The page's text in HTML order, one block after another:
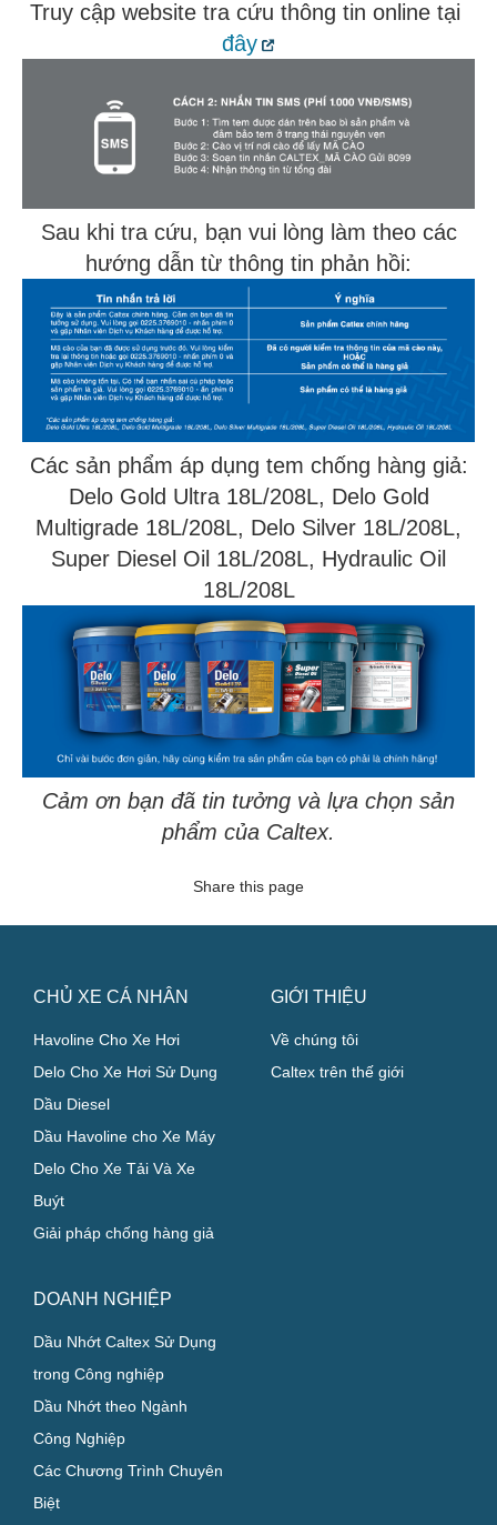
Truy cập website tra cứu thông tin online tại
đây
Sau khi tra cứu, bạn vui lòng làm theo các
hướng dẫn từ thông tin phản hồi:
Các sản phẩm áp dụng tem chống hàng giả:
Delo Gold Ultra 18L/208L, Delo Gold
Multigrade 18L/208L, Delo Silver 18L/208L,
Super Diesel Oil 18L/208L, Hydraulic Oil
18L/208L
Cảm ơn bạn đã tin tưởng và lựa chọn sản
phẩm của Caltex.
Share this page
CHỦ XE CÁ NHÂN
Havoline Cho Xe Hơi
Delo Cho Xe Hơi Sử Dụng
Dầu Diesel
Dầu Havoline cho Xe Máy
Delo Cho Xe Tải Và Xe
Buýt
Giải pháp chống hàng giả
DOANH NGHIỆP
Dầu Nhớt Caltex Sử Dụng
trong Công nghiệp
Dầu Nhớt theo Ngành
Công Nghiệp
Các Chương Trình Chuyên
Biệt
GIỚI THIỆU
Về chúng tôi
Caltex trên thế giới